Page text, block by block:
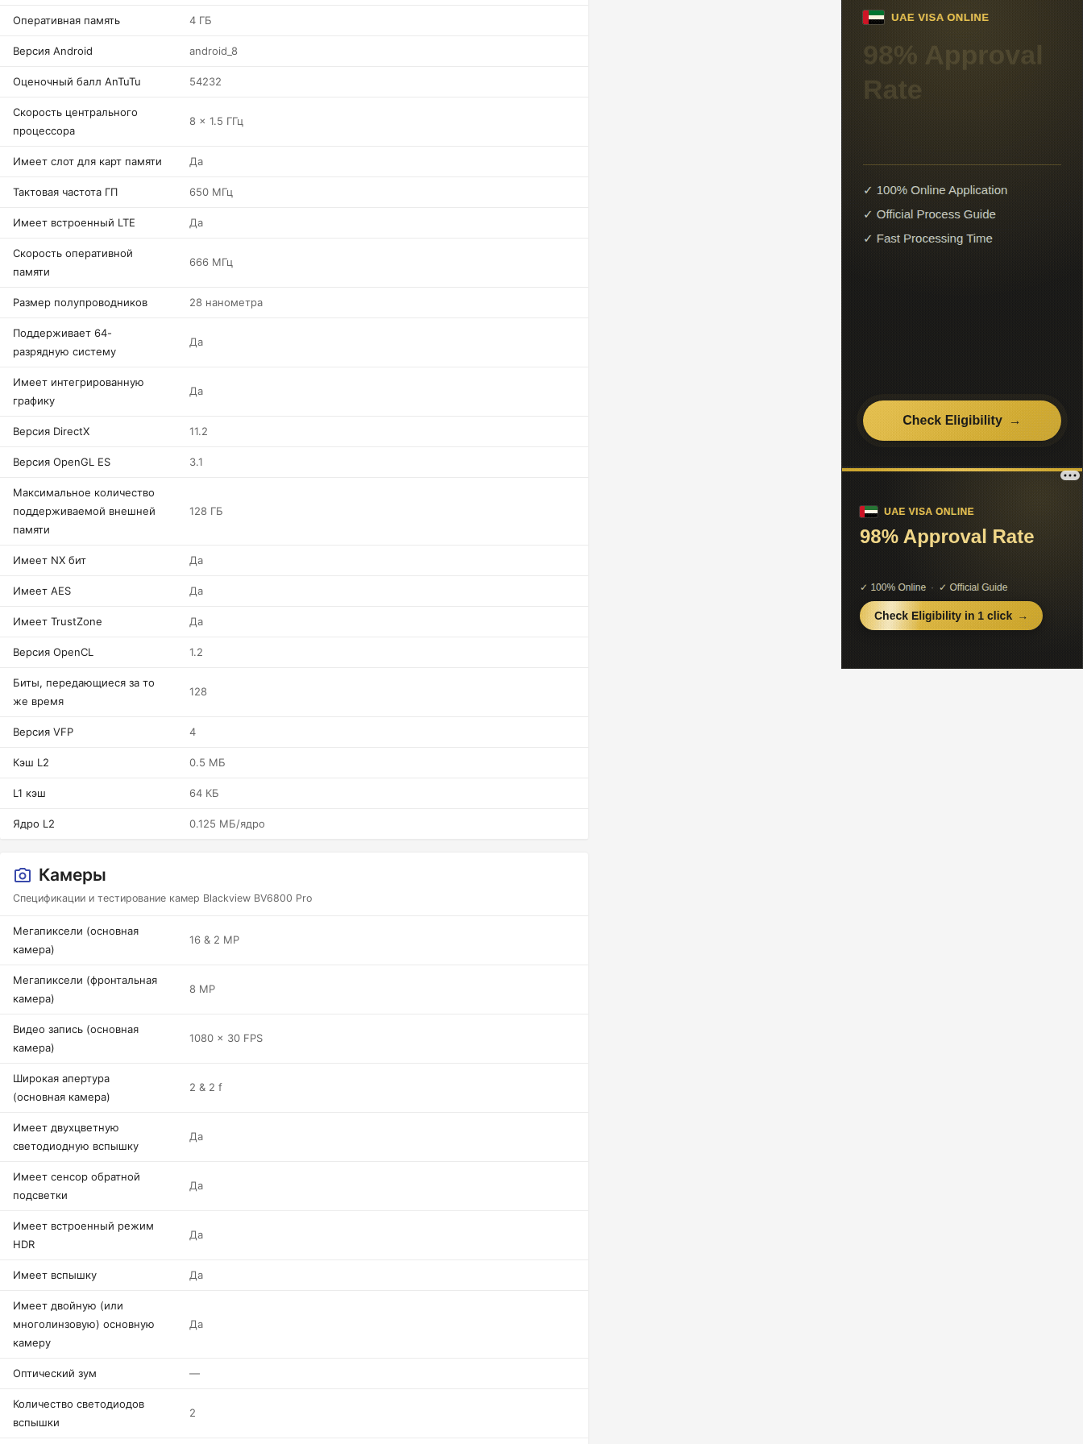
Оперативная память 4 ГБ
Версия Android android_8
Оценочный балл AnTuTu 54232
Скорость центрального
процессора
8 x 1.5 ГГц
Имеет слот для карт памяти Да
Тактовая частота ГП 650 МГц
Имеет встроенный LTE Да
Скорость оперативной
памяти
666 МГц
Размер полупроводников 28 нанометра
Поддерживает 64-
разрядную систему
Да
Имеет интегрированную
графику
Да
Версия DirectX 11.2
Версия OpenGL ES 3.1
Максимальное количество
поддерживаемой внешней
памяти
128 ГБ
Имеет NX бит Да
Имеет AES Да
Имеет TrustZone Да
Версия OpenCL 1.2
Биты, передающиеся за то
же время
128
Версия VFP 4
Кэш L2 0.5 МБ
L1 кэш 64 КБ
Ядро L2 0.125 МБ/ядро
Камеры
Спецификации и тестирование камер Blackview BV6800 Pro
Мегапиксели (основная
камера)
16 & 2 MP
Мегапиксели (фронтальная
камера)
8 MP
Видео запись (основная
камера)
1080 x 30 FPS
Широкая апертура
(основная камера)
2 & 2 f
Имеет двухцветную
светодиодную вспышку
Да
Имеет сенсор обратной
подсветки
Да
Имеет встроенный режим
HDR
Да
Имеет вспышку Да
Имеет двойную (или
многолинзовую) основную
камеру
Да
Оптический зум —
Количество светодиодов
вспышки
2